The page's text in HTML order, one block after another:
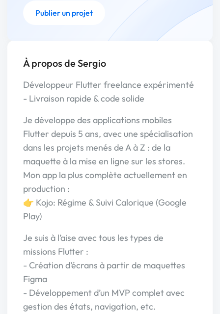
Publier un projet
À propos de Sergio
Développeur Flutter freelance expérimenté
- Livraison rapide & code solide
Je développe des applications mobiles
Flutter depuis 5 ans, avec une spécialisation
dans les projets menés de A à Z : de la
maquette à la mise en ligne sur les stores.
Mon app la plus complète actuellement en
production :
👉 Kojo: Régime & Suivi Calorique (Google
Play)
Je suis à l’aise avec tous les types de
missions Flutter :
- Création d’écrans à partir de maquettes
Figma
- Développement d’un MVP complet avec
gestion des états, navigation, etc.